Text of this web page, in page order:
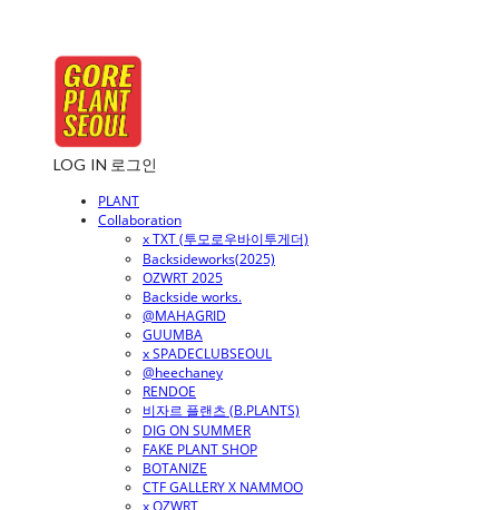
LOG IN 로그인
PLANT
Collaboration
x TXT (투모로우바이투게더)
Backsideworks(2025)
OZWRT 2025
Backside works.
@MAHAGRID
GUUMBA
x SPADECLUBSEOUL
@heechaney
RENDOE
비자르 플랜츠 (B.PLANTS)
DIG ON SUMMER
FAKE PLANT SHOP
BOTANIZE
CTF GALLERY X NAMMOO